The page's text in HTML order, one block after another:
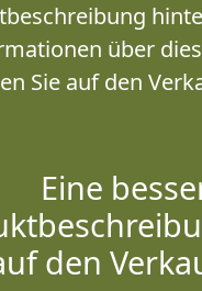
über
Sie auf den
Eine
den